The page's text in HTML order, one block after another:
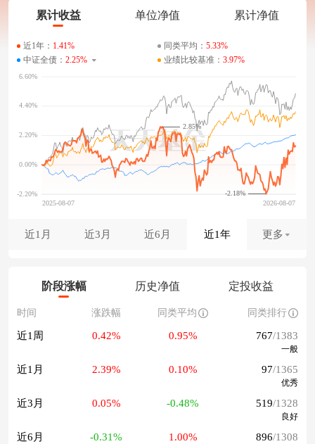
累计收益 单位净值 累计净值
近1年： 1.41% 同类平均： 5.33%
中证全债： 2.25% 业绩比较基准： 3.97%
-2.18%
2.85%
近1月 近3月 近6月 近1年 更多
阶段涨幅 历史净值 定投收益
时间 涨跌幅 同类平均 同类排行
近1周 0.42% 0.95% 767/1383
一般
近1月 2.39% 0.10% 97/1365
优秀
近3月 0.05% -0.48% 519/1328
良好
近6月 -0.31% 1.00% 896/1308